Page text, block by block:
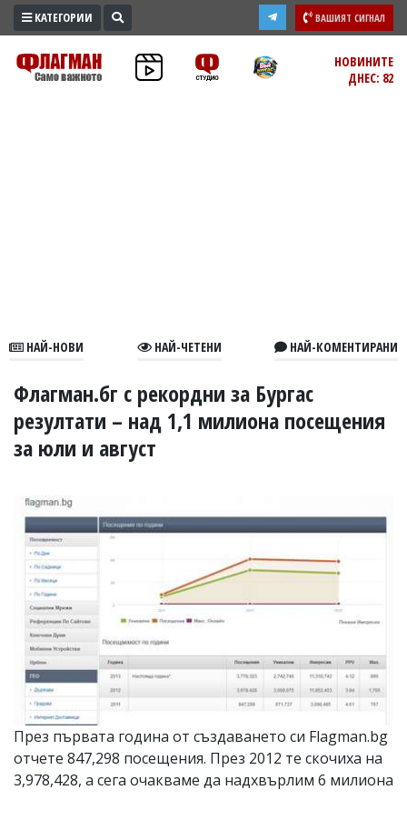
ПРОМО
ЗОНА
В
УКРАЙНА
СПОРТ
БИЗНЕС
ЮГ
Управители:
Веселин
Василев,
email:
v.vasilev@flagman.bg
Катя
Касабова,
еmail:k.kassabova@flagman.bg
Главен
редактор:
Иван
Колев,
email:
КАТЕГОРИИ ВАШИЯТ СИГНАЛ
НОВИНИТЕ
ДНЕС: 82
НАЙ-НОВИ НАЙ-ЧЕТЕНИ НАЙ-КОМЕНТИРАНИ
Флагман.бг с рекордни за Бургас
резултати – над 1,1 милиона посещения
за юли и август
През първата година от създаването си Flagman.bg
отчете 847,298 посещения. През 2012 те скочиха на
3,978,428, а сега очакваме да надхвърлим 6 милиона